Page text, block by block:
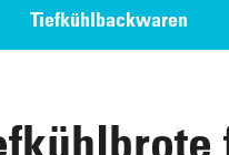
Eis-Desserts
Tiefkühlbackwaren
Laugengebäck